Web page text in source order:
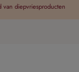
diepvriesproducten